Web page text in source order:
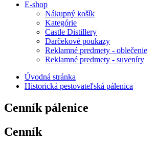
E-shop
Nákupný košík
Kategórie
Castle Distillery
Darčekové poukazy
Reklamné predmety - oblečenie
Reklamné predmety - suveníry
Úvodná stránka
Historická pestovateľská pálenica
Cenník pálenice
Cenník